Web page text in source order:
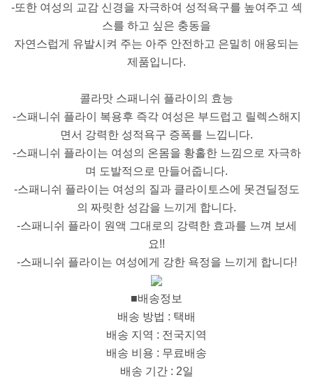
-또한 여성의 교감 신경을 자극하여 성적욕구를 높여주고 섹
스를 하고 싶은 충동을
자연스럽게 유발시켜 주는 아주 안전하고 은밀히 애용되는
제품입니다.
콜라맛 스패니쉬 플라이의 효능
-스패니쉬 플라이 복용후 즉각 여성은 부드럽고 릴렉스해지
면서 강력한 성적욕구 증폭를 느낍니다.
-스패니쉬 플라이는 여성의 온몸을 황홀한 느낌으로 자극하
며 도발적으로 만들어줍니다.
-스패니쉬 플라이는 여성의 질과 클라이토스에 못견딜정도
의 짜릿한 성감을 느끼게 합니다.
-스패니쉬 플라이 원액 그대로의 강력한 효과를 느껴 보세
요!!
-스패니쉬 플라이는 여성에게 강한 욕정을 느끼게 합니다!
■배송정보
배송 방법 : 택배
배송 지역 : 전국지역
배송 비용 : 무료배송
배송 기간 : 2일